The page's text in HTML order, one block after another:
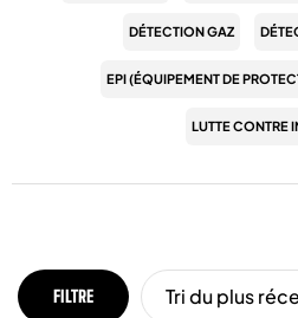
DÉTECTION GAZ
EPI (ÉQUIPEMENT DE
LUTTE CONTRE
FILTRE Tri du plus